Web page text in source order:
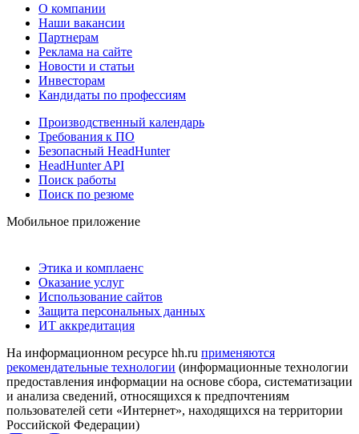
О компании
Наши вакансии
Партнерам
Реклама на сайте
Новости и статьи
Инвесторам
Кандидаты по профессиям
Производственный календарь
Требования к ПО
Безопасный HeadHunter
HeadHunter API
Поиск работы
Поиск по резюме
Мобильное приложение
Этика и комплаенс
Оказание услуг
Использование сайтов
Защита персональных данных
ИТ аккредитация
На информационном ресурсе hh.ru применяются
рекомендательные технологии (информационные технологии
предоставления информации на основе сбора, систематизации
и анализа сведений, относящихся к предпочтениям
пользователей сети «Интернет», находящихся на территории
Российской Федерации)